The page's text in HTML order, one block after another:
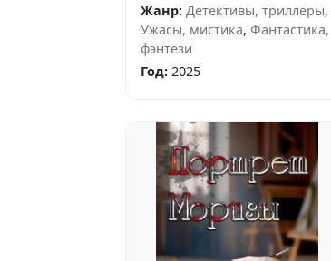
Жанр: Детективы, триллеры,
Ужасы, мистика, Фантастика,
фэнтези
Год: 2025